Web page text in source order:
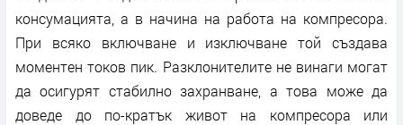
консумацията, а в начина на работа на компресора.
При всяко включване и изключване той създава
моментен токов пик. Разклонителите не винаги могат
да осигурят стабилно захранване, а това може да
доведе до по-кратък живот на компресора или